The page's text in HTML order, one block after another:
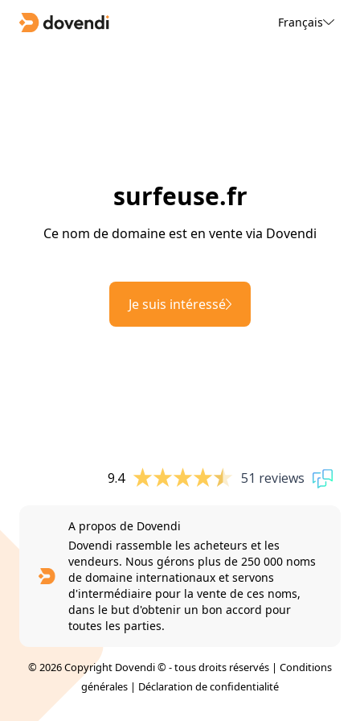
Français
surfeuse.fr
Ce nom de domaine est en vente via Dovendi
Je suis intéressé
9.4 51 reviews
A propos de Dovendi
Dovendi rassemble les acheteurs et les
vendeurs. Nous gérons plus de 250 000 noms
de domaine internationaux et servons
d'intermédiaire pour la vente de ces noms,
dans le but d'obtenir un bon accord pour
toutes les parties.
© 2026 Copyright Dovendi © - tous droits réservés | Conditions
générales | Déclaration de confidentialité